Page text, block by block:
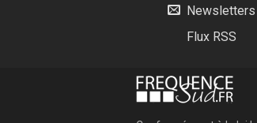
Newsletters
Flux RSS